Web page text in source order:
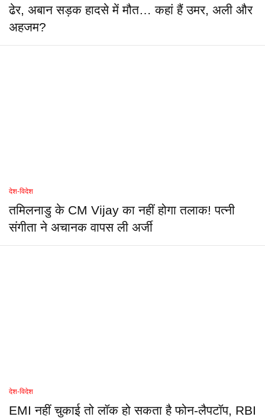
ढेर, अबान सड़क हादसे में मौत… कहां हैं उमर, अली और
अहजम?
देश-विदेश
तमिलनाडु के CM Vijay का नहीं होगा तलाक! पत्नी
संगीता ने अचानक वापस ली अर्जी
देश-विदेश
EMI नहीं चुकाई तो लॉक हो सकता है फोन-लैपटॉप, RBI